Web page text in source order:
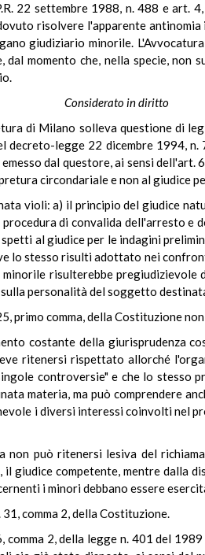
22 settembre 1988, n. 488 e art.
risolvere l'apparente
giudiziario minorile.
momento che, nella specie, non
Considerato in diritto
di Milano solleva questione di
legge 22 dicembre 1994,
dal questore, ai sensi dell'art.
circondariale e non al giudice
violi: a) il principio del giudice
di convalida dell'arresto e
al giudice per le indagini
lo stesso risulti adottato nei
risulterebbe
personalità del soggetto
primo comma, della Costituzione
costante della giurisprudenza
ritenersi rispettato allorché
controversie" e che lo stesso
materia, ma può comprendere
i diversi interessi coinvolti nel
non può ritenersi lesiva del
giudice competente, mentre dalla
i minori debbano essere
comma 2, della Costituzione.
comma 2, della legge n. 401 del